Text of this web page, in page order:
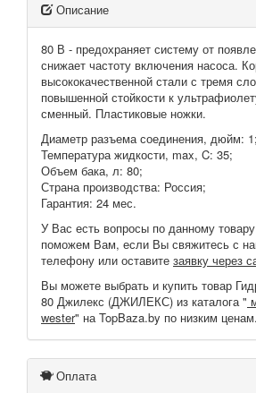
Описание
80 В - предохраняет систему от
снижает частоту включения насоса.
высококачественной стали с тремя
повышенной стойкости к
сменный. Пластиковые ножки.
Диаметр разъема соединения, дюйм: 1;
Температура жидкости, max, C: 35;
Объем бака, л: 80;
Страна производства: Россия;
Гарантия: 24 мес.
У Вас есть вопросы по данному
поможем Вам, если Вы свяжитесь с
телефону или оставите заявку через
Вы можете выбрать и купить товар
80 Джилекс (ДЖИЛЕКС) из каталога "
wester" на TopBaza.by по низким ценам.
Оплата